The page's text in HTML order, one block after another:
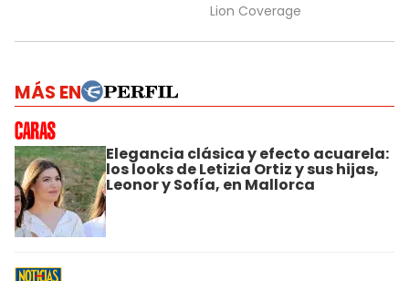
MÁS EN
Elegancia clásica y efecto acuarela:
los looks de Letizia Ortiz y sus hijas,
Leonor y Sofía, en Mallorca